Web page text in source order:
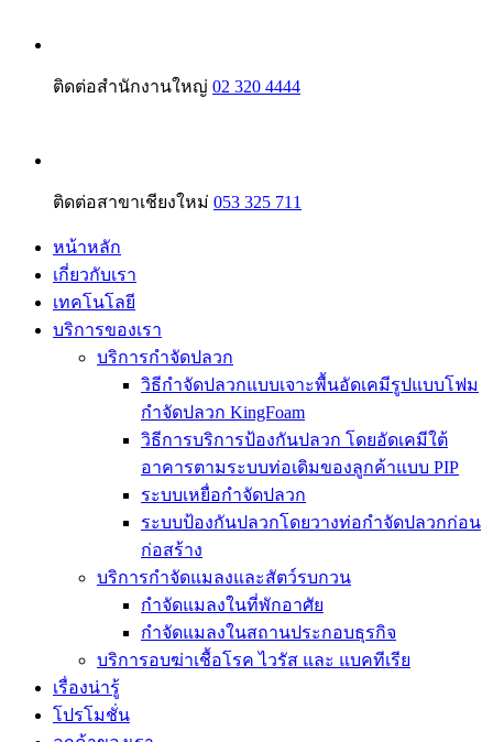
ติดต่อสำนักงานใหญ่ 02 320 4444
ติดต่อสาขาเชียงใหม่ 053 325 711
หน้าหลัก
เกี่ยวกับเรา
เทคโนโลยี
บริการของเรา
บริการกำจัดปลวก
วิธีกำจัดปลวกแบบเจาะพื้นอัดเคมีรูปแบบโฟม
กำจัดปลวก KingFoam
วิธีการบริการป้องกันปลวก โดยอัดเคมีใต้
อาคารตามระบบท่อเดิมของลูกค้าแบบ PIP
ระบบเหยื่อกำจัดปลวก
ระบบป้องกันปลวกโดยวางท่อกำจัดปลวกก่อน
ก่อสร้าง
บริการกำจัดแมลงและสัตว์รบกวน
กำจัดแมลงในที่พักอาศัย
กำจัดแมลงในสถานประกอบธุรกิจ
บริการอบฆ่าเชื้อโรค ไวรัส และ แบคทีเรีย
เรื่องน่ารู้
โปรโมชั่น